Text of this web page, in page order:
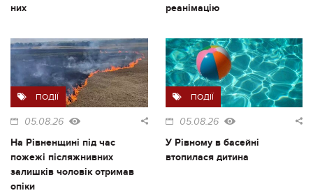
них
реанімацію
ПОДІЇ
05.08.26
На Рівненщині під час
пожежі післяжнивних
залишків чоловік отримав
опіки
ПОДІЇ
05.08.26
У Рівному в басейні
втопилася дитина